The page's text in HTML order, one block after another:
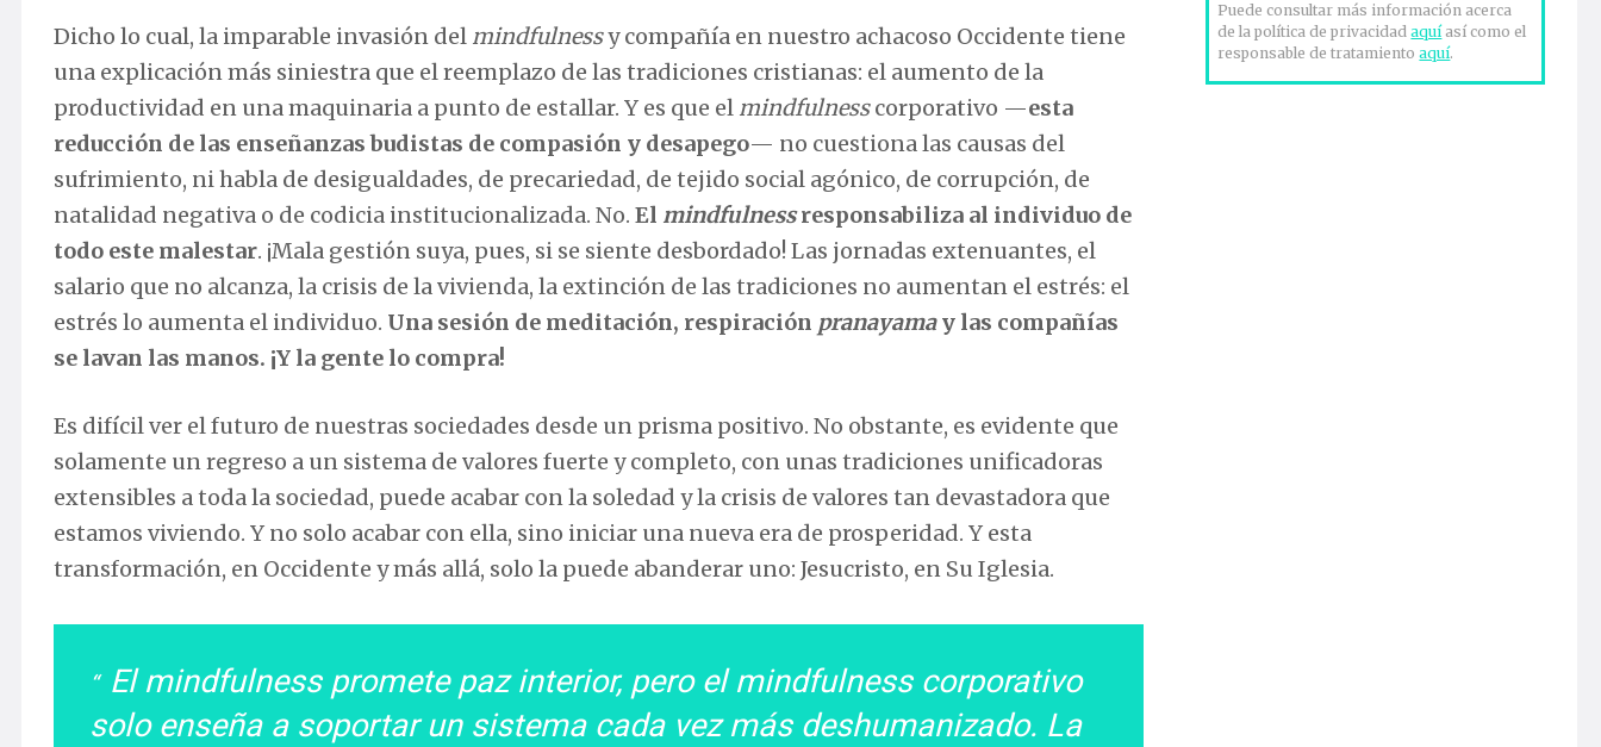
Dicho lo cual, la imparable invasión del mindfulnessy compañía en nuestro achacoso Occidente tiene
una explicación más siniestra que el reemplazo de las tradiciones cristianas: el aumento de la
productividad en una maquinaria a punto de estallar. Y es que el mindfulnesscorporativo —esta
reducción de las enseñanzas budistas de compasión y desapego— no cuestiona las causas del
sufrimiento, ni habla de desigualdades, de precariedad, de tejido social agónico, de corrupción, de
natalidad negativa o de codicia institucionalizada. No. El mindfulnessresponsabiliza al individuo de
todo este malestar. ¡Mala gestión suya, pues, si se siente desbordado! Las jornadas extenuantes, el
salario que no alcanza, la crisis de la vivienda, la extinción de las tradiciones no aumentan el estrés: el
estrés lo aumenta el individuo. Una sesión de meditación, respiración pranayamay las compañías
se lavan las manos. ¡Y la gente lo compra!
Es difícil ver el futuro de nuestras sociedades desde un prisma positivo. No obstante, es evidente que
solamente un regreso a un sistema de valores fuerte y completo, con unas tradiciones unificadoras
extensibles a toda la sociedad, puede acabar con la soledad y la crisis de valores tan devastadora que
estamos viviendo. Y no solo acabar con ella, sino iniciar una nueva era de prosperidad. Y esta
transformación, en Occidente y más allá, solo la puede abanderar uno: Jesucristo, en Su Iglesia.
El mindfulness promete paz interior, pero el mindfulness corporativo
solo enseña a soportar un sistema cada vez más deshumanizado. La
Puede consultar más información acerca
de la política de privacidadaquíasí como el
responsable de tratamientoaquí.